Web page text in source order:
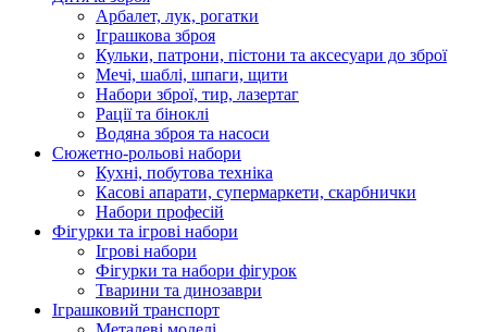
Арбалет, лук, рогатки
Іграшкова зброя
Кульки, патрони, пістони та аксесуари до зброї
Мечі, шаблі, шпаги, щити
Набори зброї, тир, лазертаг
Рації та біноклі
Водяна зброя та насоси
Сюжетно-рольові набори
Кухні, побутова техніка
Касові апарати, супермаркети, скарбнички
Набори професій
Фігурки та ігрові набори
Ігрові набори
Фігурки та набори фігурок
Тварини та динозаври
Іграшковий транспорт